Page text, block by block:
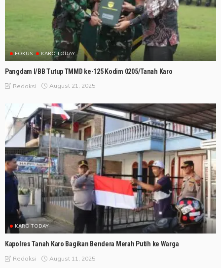
FOKUS KARO TODAY
Pangdam I/BB Tutup TMMD ke-125 Kodim 0205/Tanah Karo
Redaksi August 21, 2025
KARO TODAY
Kapolres Tanah Karo Bagikan Bendera Merah Putih ke Warga
Redaksi August 11, 2025